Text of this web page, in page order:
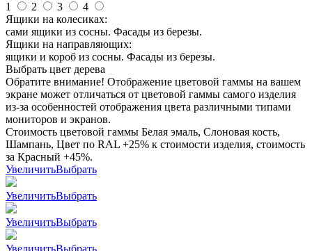
1
2 3
4
Ящики на колесиках:
сами ящики из сосны. Фасады из березы.
Ящики на направляющих:
ящики и короб из сосны. Фасады из березы.
Выбрать цвет дерева
Обратите внимание! Отображение цветовой гаммы на вашем
экране может отличаться от цветовой гаммы самого изделия
из-за особенностей отображения цвета различными типами
мониторов и экранов.
Стоимость цветовой гаммы Белая эмаль, Слоновая кость,
Шампань, Цвет по RAL +25% к стоимости изделия, стоимость
за Красный +45%.
УвеличитьВыбрать
УвеличитьВыбрать
УвеличитьВыбрать